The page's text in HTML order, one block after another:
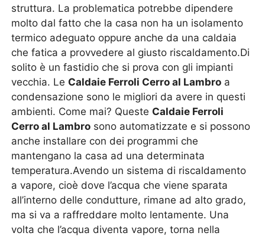
struttura. La problematica potrebbe dipendere
molto dal fatto che la casa non ha un isolamento
termico adeguato oppure anche da una caldaia
che fatica a provvedere al giusto riscaldamento.Di
solito è un fastidio che si prova con gli impianti
vecchia. Le Caldaie Ferroli Cerro al Lambro a
condensazione sono le migliori da avere in questi
ambienti. Come mai? Queste Caldaie Ferroli
Cerro al Lambro sono automatizzate e si possono
anche installare con dei programmi che
mantengano la casa ad una determinata
temperatura.Avendo un sistema di riscaldamento
a vapore, cioè dove l’acqua che viene sparata
all’interno delle condutture, rimane ad alto grado,
ma si va a raffreddare molto lentamente. Una
volta che l’acqua diventa vapore, torna nella